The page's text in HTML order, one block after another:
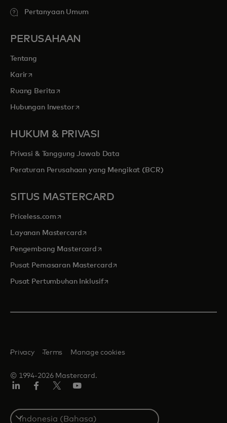
Pertanyaan Umum
PERUSAHAAN
Tentang
Kariropens in a new tab
Ruang Berita opens in a new tab
Hubungan Investoropens in a new tab
HUKUM & PRIVASI
Privasi & Tanggung Jawab Data
Peraturan Perusahaan yang Mengikat (BCR)
SITUS MASTERCARD
Priceless.com opens in a new tab
Layanan Mastercardopens in a new tab
Pengembang Mastercard opens in a new tab
Pusat Pemasaran Mastercardopens in a new tab
Pusat Pertumbuhan Inklusifopens in a new tab
© 1994-2026 Mastercard.
Privacy Terms Manage cookies
Select
a